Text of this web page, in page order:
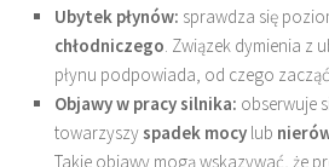
Ubytek płynów: sprawdza się
chłodniczego . Związek dymienia z
płynu podpowiada, od czego
Objawy w pracy silnika: obserwuje
towarzyszyspadek mocy lub
Takie objawy mogą wskazywać, że